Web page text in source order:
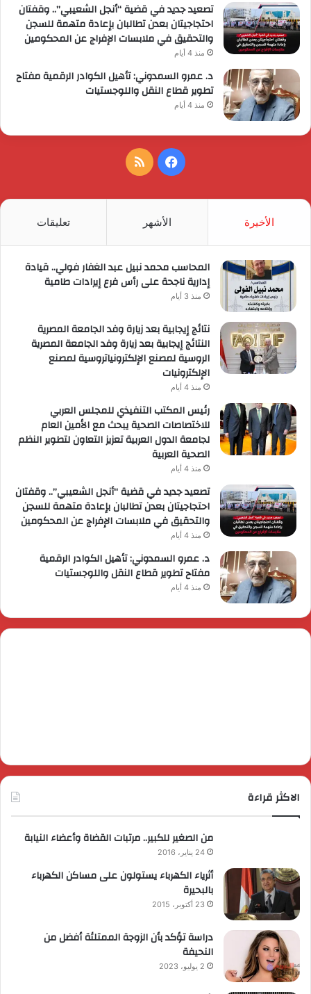
تصعيد جديد في قضية “أنجل الشعيبي”.. وقفتان
احتجاجيتان بعدن تطالبان بإعادة متهمة للسجن
والتحقيق في ملابسات الإفراج عن المحكومين
منذ 4 أيام
د. عمرو السمدوني: تأهيل الكوادر الرقمية مفتاح
تطوير قطاع النقل واللوجستيات
منذ 4 أيام
فيسبوكملخص
الأخيرة الأشهر تعليقات
المحاسب محمد نبيل عبد الغفار فولي.. قيادة
إدارية ناجحة على رأس فرع إيرادات طامية
منذ 3 أيام
نتائج إيجابية بعد زيارة وفد الجامعة المصرية
النتائج إيجابية بعد زيارة وفد الجامعة المصرية
الروسية لمصنع الإلكترونياتروسية لمصنع
الإلكترونيات
منذ 4 أيام
رئيس المكتب التنفيذي للمجلس العربي
للاختصاصات الصحية يبحث مع الأمين العام
لجامعة الدول العربية تعزيز التعاون لتطوير النظم
الصحية العربية
منذ 4 أيام
تصعيد جديد في قضية “أنجل الشعيبي”.. وقفتان
احتجاجيتان بعدن تطالبان بإعادة متهمة للسجن
والتحقيق في ملابسات الإفراج عن المحكومين
منذ 4 أيام
د. عمرو السمدوني: تأهيل الكوادر الرقمية
مفتاح تطوير قطاع النقل واللوجستيات
منذ 4 أيام
الاكثر قراءة
من الصغير للكبير.. مرتبات القضاة وأعضاء النيابة
24 يناير، 2016
أثرياء الكهرباء يستولون على مساكن الكهرباء
بالبحيرة
23 أكتوبر، 2015
دراسة تؤكد بأن الزوجة الممتلئة أفضل من
النحيفة
2 يوليو، 2023